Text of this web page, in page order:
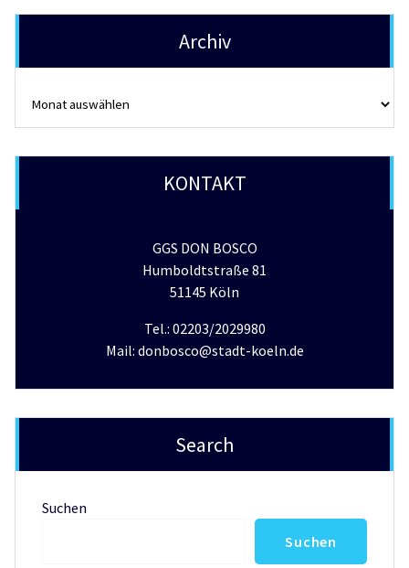
Archiv
KONTAKT
GGS DON BOSCO
Humboldtstraße 81
51145 Köln
Tel.: 02203/2029980
Mail: donbosco@stadt-koeln.de
Search
Suchen
Suchen